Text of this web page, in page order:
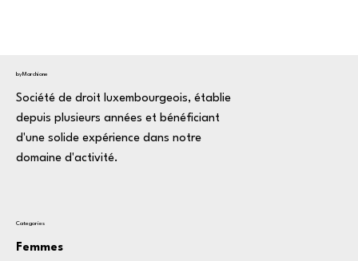
byMarchione
Société de droit luxembourgeois, établie
depuis plusieurs années et bénéficiant
d'une solide expérience dans notre
domaine d'activité.
Categories
Femmes